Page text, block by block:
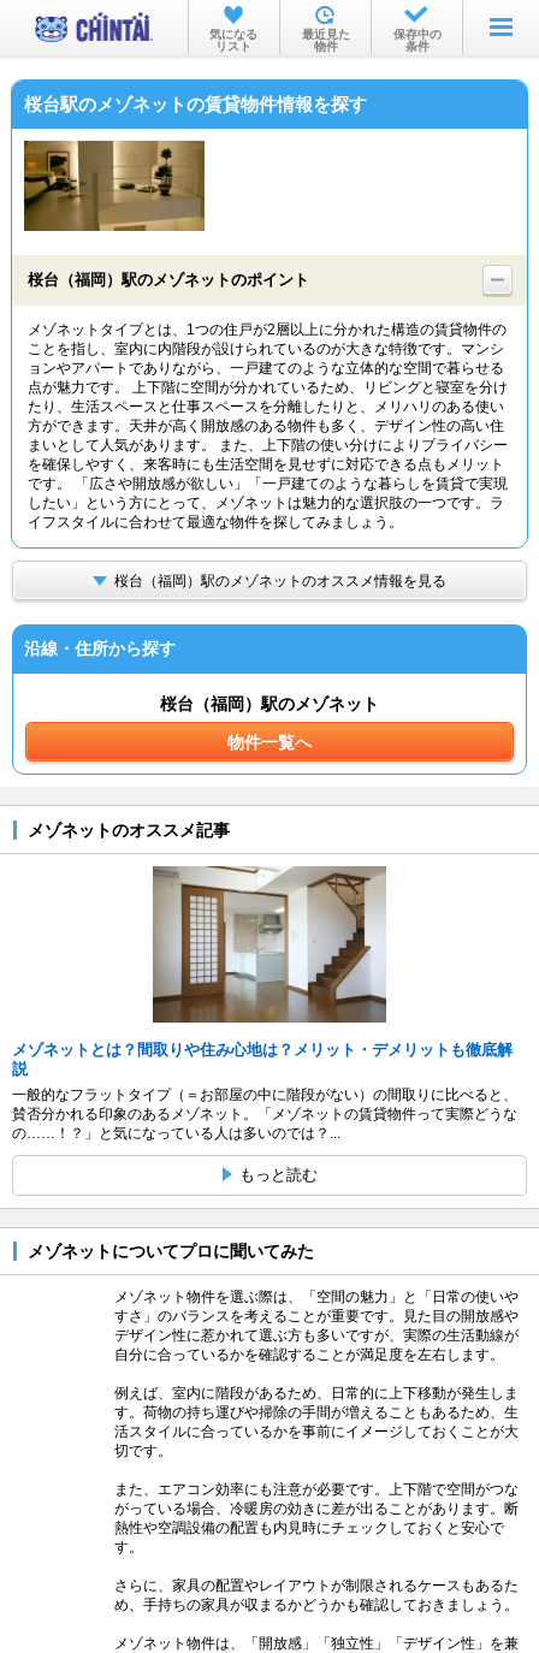
お部屋を探す
沿線・駅から
物件特集から
TOP
気になる
リスト
最近見た
物件
保存中の
条件
桜台駅のメゾネットの賃貸物件情報を探す
桜台（福岡）駅のメゾネットのポイント
メゾネットタイプとは、1つの住戸が2層以上に分かれた構造の賃貸物件の
ことを指し、室内に内階段が設けられているのが大きな特徴です。マンシ
ョンやアパートでありながら、一戸建てのような立体的な空間で暮らせる
点が魅力です。 上下階に空間が分かれているため、リビングと寝室を分け
たり、生活スペースと仕事スペースを分離したりと、メリハリのある使い
方ができます。天井が高く開放感のある物件も多く、デザイン性の高い住
まいとして人気があります。 また、上下階の使い分けによりプライバシー
を確保しやすく、来客時にも生活空間を見せずに対応できる点もメリット
です。 「広さや開放感が欲しい」「一戸建てのような暮らしを賃貸で実現
したい」という方にとって、メゾネットは魅力的な選択肢の一つです。ラ
イフスタイルに合わせて最適な物件を探してみましょう。
桜台（福岡）駅のメゾネットのオススメ情報を見る
沿線・住所から探す
桜台（福岡）駅のメゾネット
物件一覧へ
メゾネットのオススメ記事
メゾネットとは？間取りや住み心地は？メリット・デメリットも徹底解
説
一般的なフラットタイプ（＝お部屋の中に階段がない）の間取りに比べると、
賛否分かれる印象のあるメゾネット。「メゾネットの賃貸物件って実際どうな
の……！？」と気になっている人は多いのでは？...
もっと読む
メゾネットについてプロに聞いてみた
メゾネット物件を選ぶ際は、「空間の魅力」と「日常の使いや
すさ」のバランスを考えることが重要です。見た目の開放感や
デザイン性に惹かれて選ぶ方も多いですが、実際の生活動線が
自分に合っているかを確認することが満足度を左右します。
例えば、室内に階段があるため、日常的に上下移動が発生しま
す。荷物の持ち運びや掃除の手間が増えることもあるため、生
活スタイルに合っているかを事前にイメージしておくことが大
切です。
また、エアコン効率にも注意が必要です。上下階で空間がつな
がっている場合、冷暖房の効きに差が出ることがあります。断
熱性や空調設備の配置も内見時にチェックしておくと安心で
す。
さらに、家具の配置やレイアウトが制限されるケースもあるた
め、手持ちの家具が収まるかどうかも確認しておきましょう。
メゾネット物件は、「開放感」「独立性」「デザイン性」を兼